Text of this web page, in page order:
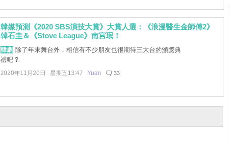
韓媒預測《2020 SBS演技大賞》大賞人選：《浪漫醫生金師傅2》
韓石圭＆《Stove League》南宮珉！
韓劇 除了年末舞台外，相信有不少朋友也很期待三大台的頒獎典
禮吧？
2020年11月20日 星期五13:47 Yuan 33